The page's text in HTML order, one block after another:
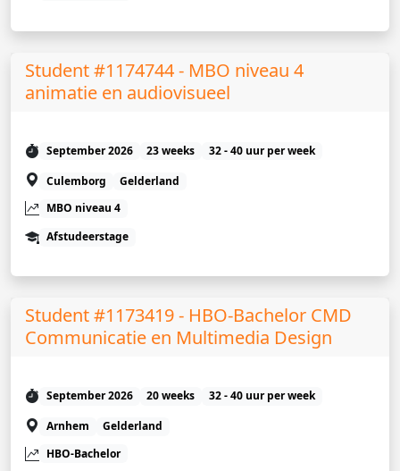
Student #1174744 - MBO niveau 4
animatie en audiovisueel
September 2026 23 weeks
32 - 40 uur per week
Culemborg
Gelderland
MBO niveau 4
Afstudeerstage
Student #1173419 - HBO-Bachelor CMD
Communicatie en Multimedia Design
September 2026 20 weeks
32 - 40 uur per week
Arnhem
Gelderland
HBO-Bachelor